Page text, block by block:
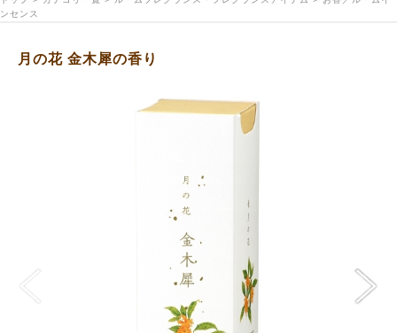
ンセンス
月の花 金木犀の香り